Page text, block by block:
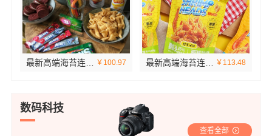
最新高端海苔连锁店，零食大明星诚邀加盟 ￥100.97 最新高端海苔连锁店推荐：零食大明星高端海苔，城市连锁，品质保障！ ￥113.48
数码科技
查看全部